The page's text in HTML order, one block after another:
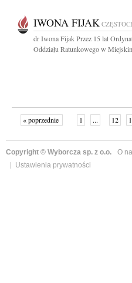
IWONA FIJAK
dr Iwona Fijak Przez 15 lat
Oddziału Ratunkowego w
« poprzednie 1 ... 12
Copyright © Wyborcza sp. z o.o. O
Ustawienia prywatności